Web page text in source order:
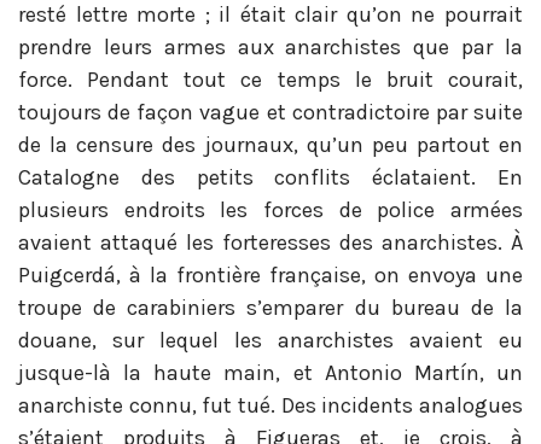
resté lettre morte ; il était clair qu’on ne pourrait
prendre leurs armes aux anarchistes que par la
force. Pendant tout ce temps le bruit courait,
toujours de façon vague et contradictoire par suite
de la censure des journaux, qu’un peu partout en
Catalogne des petits conflits éclataient. En
plusieurs endroits les forces de police armées
avaient attaqué les forteresses des anarchistes. À
Puigcerdá, à la frontière française, on envoya une
troupe de carabiniers s’emparer du bureau de la
douane, sur lequel les anarchistes avaient eu
jusque-là la haute main, et Antonio Martín, un
anarchiste connu, fut tué. Des incidents analogues
s’étaient produits à Figueras et, je crois, à